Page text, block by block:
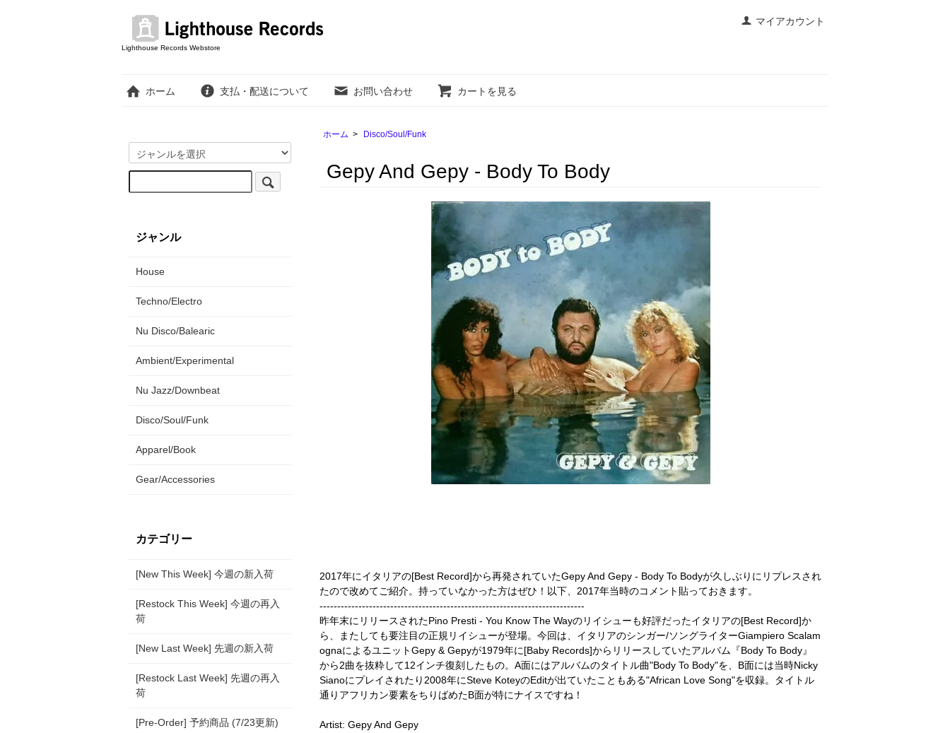
マイアカウント
Lighthouse Records Webstore
ホーム 支払・配送について お問い合わせ カートを見る
ホーム > Disco/Soul/Funk
Gepy And Gepy - Body To Body
2017年にイタリアの[Best Record]から再発されていたGepy And Gepy - Body To Bodyが久しぶりにリプレスされ
たので改めてご紹介。持っていなかった方はぜひ！以下、2017年当時のコメント貼っておきます。
---------------------------------------------------------------------------
昨年末にリリースされたPino Presti - You Know The Wayのリイシューも好評だったイタリアの[Best Record]か
ら、またしても要注目の正規リイシューが登場。今回は、イタリアのシンガー/ソングライターGiampiero Scalam
ognaによるユニットGepy & Gepyが1979年に[Baby Records]からリリースしていたアルバム『Body To Body』
から2曲を抜粋して12インチ復刻したもの。A面にはアルバムのタイトル曲"Body To Body"を、B面には当時Nicky
Sianoにプレイされたり2008年にSteve KoteyのEditが出ていたこともある"African Love Song"を収録。タイトル
通りアフリカン要素をちりばめたB面が特にナイスですね！
Artist: Gepy And Gepy
ジャンル
House
Techno/Electro
Nu Disco/Balearic
Ambient/Experimental
Nu Jazz/Downbeat
Disco/Soul/Funk
Apparel/Book
Gear/Accessories
カテゴリー
[New This Week] 今週の新入荷
[Restock This Week] 今週の再入
荷
[New Last Week] 先週の新入荷
[Restock Last Week] 先週の再入
荷
[Pre-Order] 予約商品 (7/23更新)